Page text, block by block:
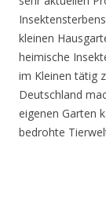
kleinen
heimische
im Kleinen tätig
Deutschland
eigenen Garten
bedrohte